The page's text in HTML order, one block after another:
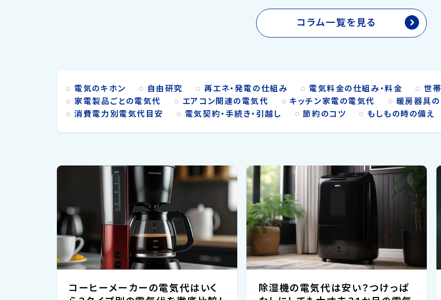
コラム一覧を見る
電気のキホン 自由研究 再エネ・発電の仕組み 電気料金の仕組み・料金
世
家電製品ごとの電気代
エアコン関連の電気代 キッチン家電の電気代 暖房器具
消費電力別電気代目安
電気契約・手続き・引越し 節約のコツ もしもの時の備え
コーヒーメーカーの電気代はいく
除湿機の電気代は安い？つけっぱ